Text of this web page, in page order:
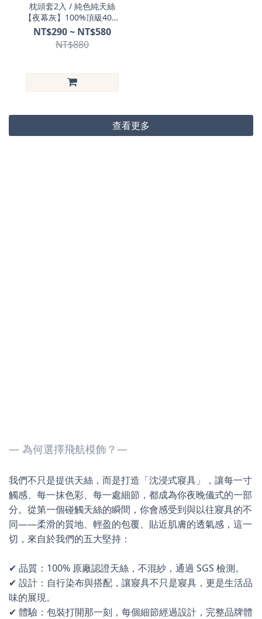
枕頭套2入 / 純色純天絲
【夜幕灰】100%頂級40支
天絲™ 萊賽爾
NT$290 ~ NT$580
NT$880
查看更多
— 為何選擇飛航模飾？—
我們不只是提供天絲，而是打造「沈浸式寢具」，讓每一寸
觸感、每一抹色彩、每一處細節，都成為你夜晚儀式的一部
分。從第一個碰觸天絲的瞬間，你會感受到與以往寢具的不
同——柔滑的質地、輕盈的包覆、貼近肌膚的透氣感，這一
切，來自於我們的五大堅持：
✔ 品質：100% 原廠認證天絲，不混紗，通過 SGS 檢測。
✔ 設計：自行染布與搭配，讓寢具不只是寢具，更是生活品
味的展現。
✔ 體驗：包裝打開那一刻，每個細節經過設計，完整品牌體